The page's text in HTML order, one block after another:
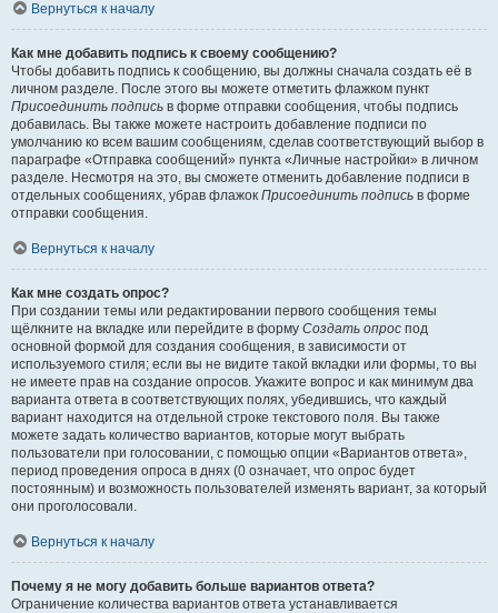
Вернуться к началу
Как мне добавить подпись к своему сообщению?
Чтобы добавить подпись к сообщению, вы должны сначала создать её в
личном разделе. После этого вы можете отметить флажком пункт
Присоединить подпись в форме отправки сообщения, чтобы подпись
добавилась. Вы также можете настроить добавление подписи по
умолчанию ко всем вашим сообщениям, сделав соответствующий выбор в
параграфе «Отправка сообщений» пункта «Личные настройки» в личном
разделе. Несмотря на это, вы сможете отменить добавление подписи в
отдельных сообщениях, убрав флажок Присоединить подпись в форме
отправки сообщения.
Вернуться к началу
Как мне создать опрос?
При создании темы или редактировании первого сообщения темы
щёлкните на вкладке или перейдите в форму Создать опрос под
основной формой для создания сообщения, в зависимости от
используемого стиля; если вы не видите такой вкладки или формы, то вы
не имеете прав на создание опросов. Укажите вопрос и как минимум два
варианта ответа в соответствующих полях, убедившись, что каждый
вариант находится на отдельной строке текстового поля. Вы также
можете задать количество вариантов, которые могут выбрать
пользователи при голосовании, с помощью опции «Вариантов ответа»,
период проведения опроса в днях (0 означает, что опрос будет
постоянным) и возможность пользователей изменять вариант, за который
они проголосовали.
Вернуться к началу
Почему я не могу добавить больше вариантов ответа?
Ограничение количества вариантов ответа устанавливается